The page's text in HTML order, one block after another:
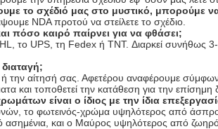
το σχέδιό μας στο μυστικό, μπορούμε
NDA προτού να στείλετε το σχέδιο.
πόσο καιρό παίρνει για να φθάσει;
το UPS, τη Fedex ή TNT. Διαρκεί συνήθως
ή την αίτησή σας. Αφετέρου αναφέρουμε
και τοποθετεί την κατάθεση για την
είναι ο ίδιος με την ίδια
το φωτεινός-χρώμα υψηλότερος από
και ο Μαύρος υψηλότερος από